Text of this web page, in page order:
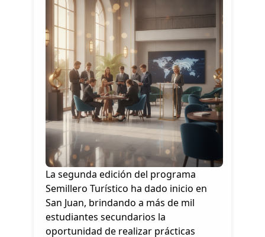
La segunda edición del programa
Semillero Turístico ha dado inicio en
San Juan, brindando a más de mil
estudiantes secundarios la
oportunidad de realizar prácticas